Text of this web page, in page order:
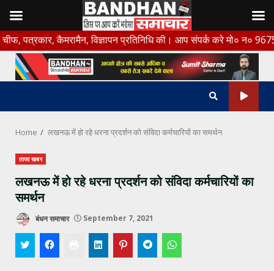
Skip
to
content
विज्ञापन प्रतिनिधि की। आप संपर्क करे मो० न० 9675456888
Home लखनऊ में हो रहे धरना प्रदर्शन को संविदा कर्मचारियों का समर्थन
ताजा खबर
लखनऊ में हो रहे धरना प्रदर्शन को संविदा कर्मचारियों का
समर्थन
बंधन समाचार September 7, 2021